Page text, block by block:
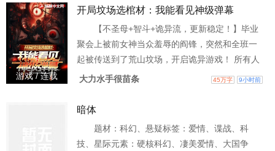
奇，一个来自蓝星的友人，生前英勇抢救了一只
大本命卡的情况下，他却觉醒了一根骨头。\n林
奇: “老天爷！你不能因为我救了条狗就给我觉
游戏 / 连载
开局坟场选棺材：我能看见神级弹幕
【不圣母+智斗+诡异流，更新稳定！】毕业
聚会上被前女神当众羞辱的阎锋，突然和全班一
起被传送到了荒山坟场，开启诡异游戏！ 所有人
都在艰难求生之时，阎锋却能看到高维弹幕！开
死舔狗，殊不知鬼新娘正是SSS级奖励！
大力水手很苗条 45万字 9小时前
暗体
题材：科幻、悬疑标签：爱情、谍战、科
技、星际元素：硬核科幻、凄美爱情、大国争